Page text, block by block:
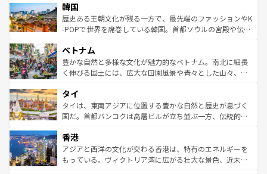
ワイを、存分に味わってほしい。 なお、新着のハワイ情報
はコンテンツ一覧を参照してほしい。
いる。アクティビティも充実しており、サーフィンやダイ
ビング、ハイキングなど、アウトドア好きにはたまらな
い。オーストラリアの多彩な魅力を存分に味わいつくそ
参照してほしい。
ン）、静ひつな山岳地帯である台湾東部など、都市の喧騒
と山間の静けさが共存しており、訪れる人に新しい発見と
驚きをもたらしてくれる。また、奥深い台湾の食文化も魅
容にもいいと評判のスイーツなど、バラエティ豊かな料理
が味わえる。 なお、新着の台湾情報は コンテンツ一覧を参
照してほしい。
韓国
歴史ある王朝文化が残る一方で、最先端のファッションやK
-POPで世界を席巻している韓国。首都ソウルの宮殿や伝統
き、地方に足を延ばせば四季折々の自然美を楽しむことが
できる。そして、キムチや焼肉、絶品のストリートフード
まで、さまざまな韓国料理が待っている。夜には、韓国な
リティに包まれながら、韓国の多彩な魅力を心ゆくまで味
わってみてほしい。 なお、新着の韓国情報はコンテンツ一
覧を参照してほしい。
ベトナム
豊かな自然と多様な文化が魅力的なベトナム。南北に細長
く伸びる国土には、広大な田園風景や青々とした山々、世
急速な発展と共に伝統が息づく。ハノイの古い町並みやホ
ーチミン市のフランス統治時代の建物も、独特の雰囲気を
醸し出している。また、バラエティの豊かさとおいしさで
とつ。フォーやバインミー、ベトナムコーヒーなどは、ぜ
ひ現地で味わいたい。どの地域を訪れてもあたたかい人々
が旅行者を迎えてくれるので、きっと忘れられない旅にな
タイ
タイは、東南アジアに位置する豊かな自然と歴史が息づく
国だ。首都バンコクは高層ビルが立ち並ぶ一方、伝統的な
の活気が交差している。北部ではチェンマイなどの山岳地
帯で自然と触れ合い、南部ではプーケットやクラビの美し
いビーチでリゾート気分を楽しむことができる。タイ料理
香港
アジアと西洋の文化が交わる香港は、特有のエネルギーを
もっている。ヴィクトリア湾に広がる壮大な景色、近未来